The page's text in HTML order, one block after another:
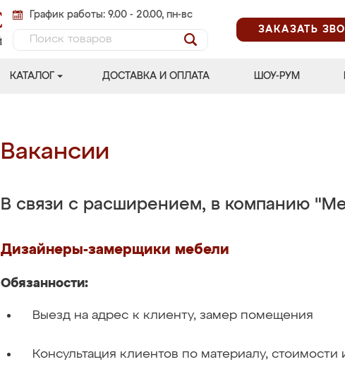
График работы: 9.00 - 20.00, пн-вс
ЗАКАЗАТЬ
КАТАЛОГ ДОСТАВКА И ОПЛАТА ШОУ-РУМ
Вакансии
В связи с расширением, в компанию
Дизайнеры-замерщики мебели
Обязанности:
Выезд на адрес к клиенту‚ замер помещения
Консультация клиентов по материалу,